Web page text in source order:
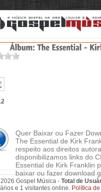
Quer Baixar ou Fazer
The Essential de Kirk
respeito aos direitos
disponibilizamos links do
Essential de Kirk Franklin
baixar ou fazer download
Gospel Música - Total de
e 1 visitantes online. Política